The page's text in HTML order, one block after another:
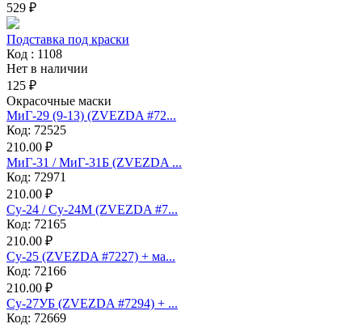
529 ₽
Подставка под краски
Код : 1108
Нет в наличии
125 ₽
Окрасочные маски
МиГ-29 (9-13) (ZVEZDA #72...
Код: 72525
210.00 ₽
МиГ-31 / МиГ-31Б (ZVEZDA ...
Код: 72971
210.00 ₽
Су-24 / Су-24М (ZVEZDA #7...
Код: 72165
210.00 ₽
Су-25 (ZVEZDA #7227) + ма...
Код: 72166
210.00 ₽
Су-27УБ (ZVEZDA #7294) + ...
Код: 72669